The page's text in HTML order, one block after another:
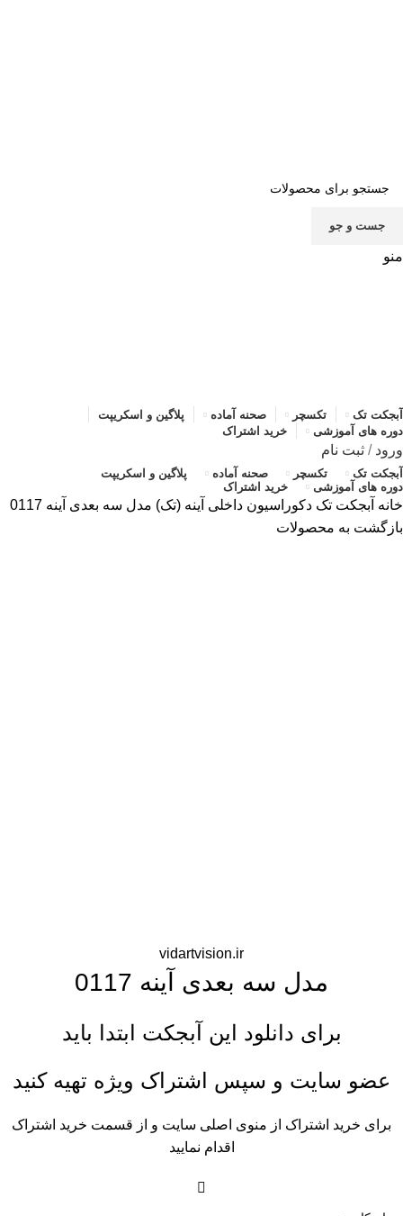
جست و جو
منو
آبجکت تک تکسچر صحنه آماده
پلاگین و اسکریپت
دوره های آموزشی
خرید اشتراک
ورود / ثبت نام
آبجکت تک تکسچر صحنه آماده
پلاگین و اسکریپت
دوره های آموزشی
خرید اشتراک
خانه آبجکت تک دکوراسیون داخلی آینه (تک) مدل سه بعدی آینه 0117
بازگشت به محصولات
vidartvision.ir
مدل سه بعدی آینه 0117
برای دانلود این آبجکت ابتدا باید
عضو سایت و سپس اشتراک ویژه تهیه کنید
برای خرید اشتراک از منوی اصلی سایت و از قسمت خرید اشتراک
اقدام نمایید